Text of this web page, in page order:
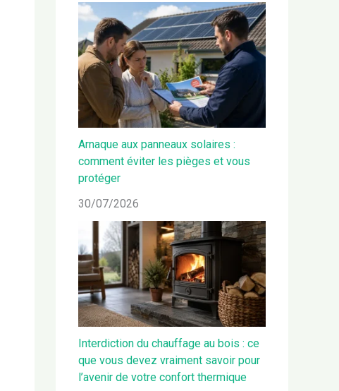
Arnaque aux panneaux solaires :
comment éviter les pièges et vous
protéger
30/07/2026
Interdiction du chauffage au bois : ce
que vous devez vraiment savoir pour
l’avenir de votre confort thermique